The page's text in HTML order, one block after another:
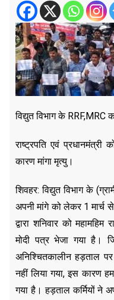
विद्युत विभाग के RRF,MRC
राष्ट्रपति एवं
कारण मांगा मृत्यु।
शिवहर: विद्युत विभाग के
अपनी मांगे को लेकर 1 मार्च
द्वारा शनिवार को महामहिम
मोदी पत्र भेजा गया है।
अनिश्चितकालीन हड़ताल पर
नहीं लिया गया, इस कारण
गया है। हड़ताल कर्मियों ने